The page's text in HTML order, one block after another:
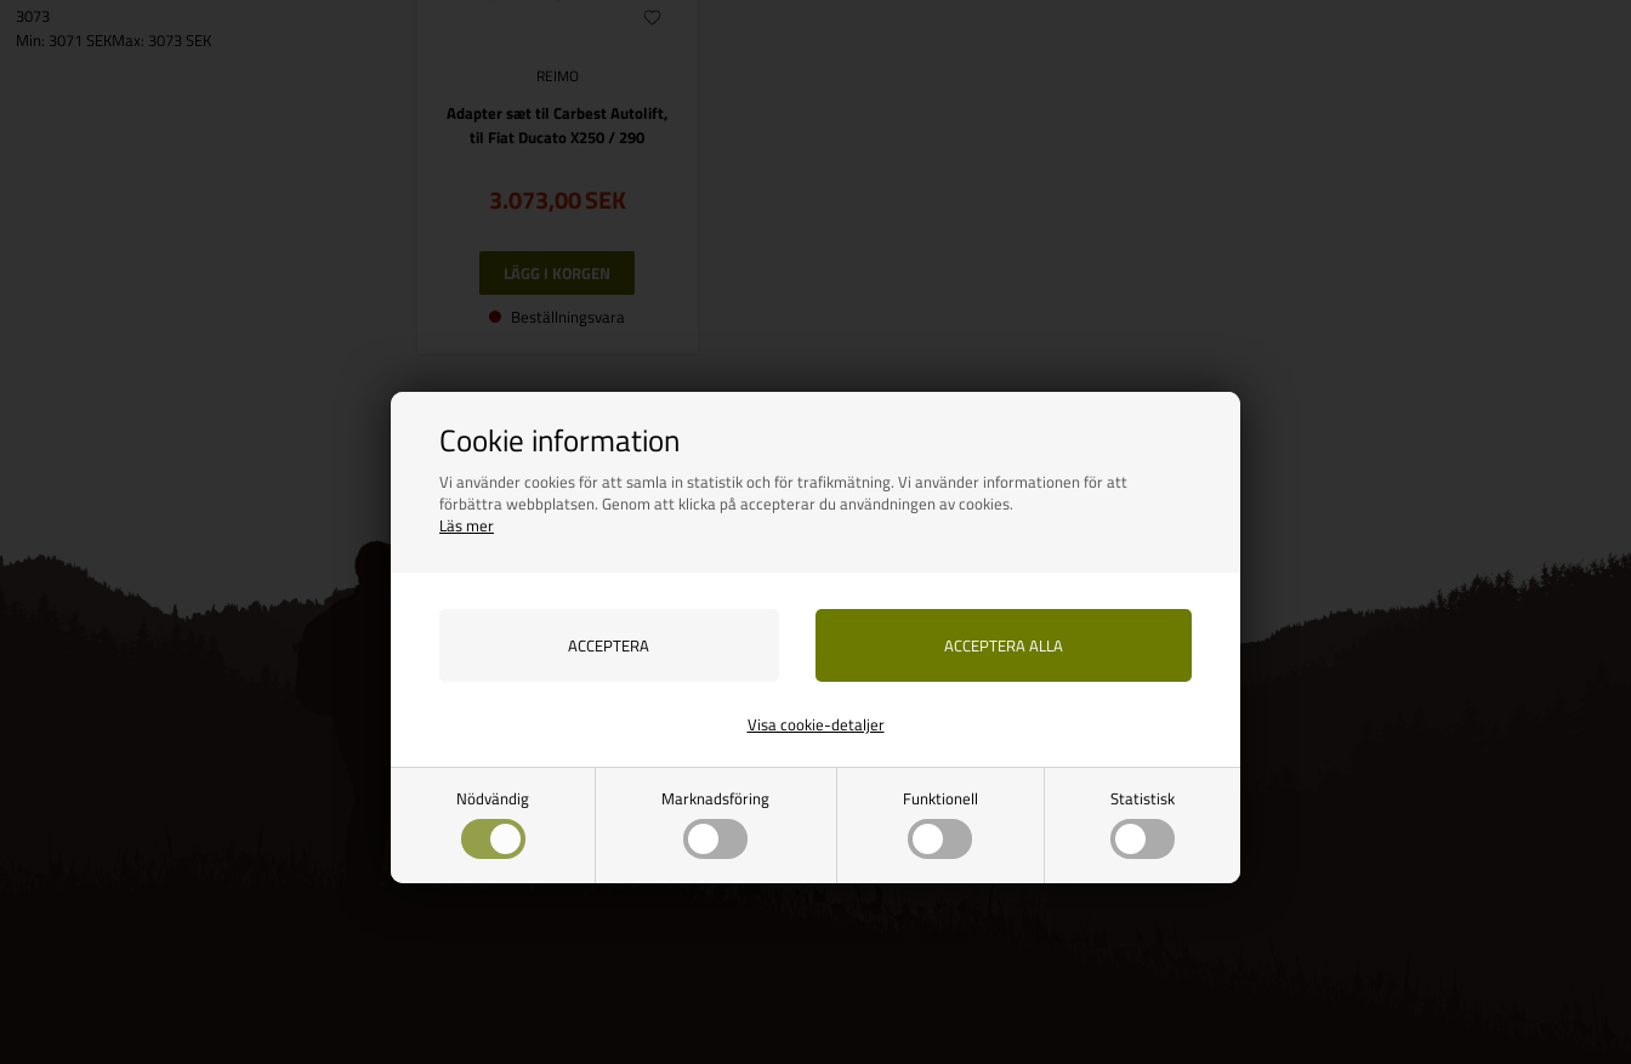
Cookie information
Vi använder cookies för att samla in statistik och för trafikmätning. Vi använder informationen för att
förbättra webbplatsen. Genom att klicka på accepterar du användningen av cookies.
Läs mer
Nödvändig Marknadsföring Funktionell Statistisk
Visa cookie-detaljer
3073
Min: 3071 SEKMax: 3073 SEK
REIMO
Adapter sæt til Carbest Autolift,
til Fiat Ducato X250 / 290
3.073,00SEK
Beställningsvara